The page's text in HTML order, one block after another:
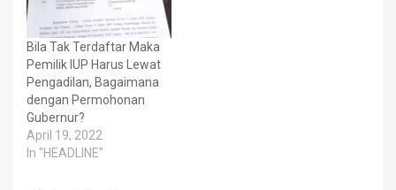
Bila Tak Terdaftar Maka
Pemilik IUP Harus Lewat
Pengadilan, Bagaimana
dengan Permohonan
Gubernur?
April 19, 2022
In "HEADLINE"